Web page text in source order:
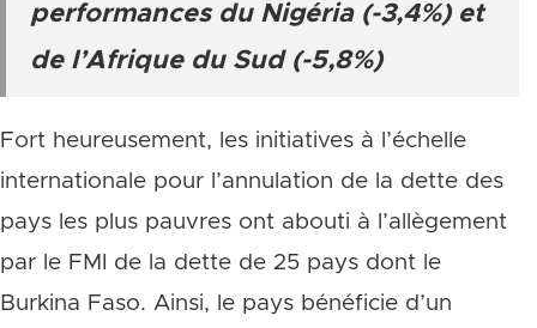
performances du Nigéria (-3,4%) et
de l’Afrique du Sud (-5,8%)
Fort heureusement, les initiatives à l’échelle
internationale pour l’annulation de la dette des
pays les plus pauvres ont abouti à l’allègement
par le FMI de la dette de 25 pays dont le
Burkina Faso. Ainsi, le pays bénéficie d’un